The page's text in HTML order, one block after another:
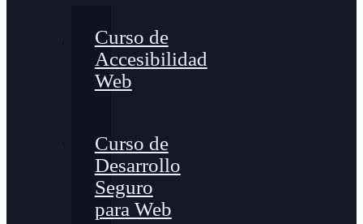
Curso de
Accesibilidad
Web
Curso de
Desarrollo
Seguro
para Web